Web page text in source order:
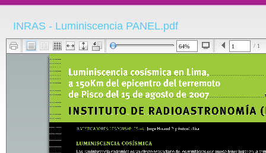
INRAS - Luminiscencia PANEL.pdf
/ 1